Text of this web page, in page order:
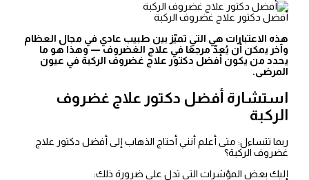
أفضل دكتور علاج غضروف الركبة
هذه الاعتبارات هي التي تميّز بين طبيب عادي في مجال العظام
وآخر يمكن أن يُعدّ مرجعًا في علاج الغضروف — وهذا هو ما
يحدد من يكون أفضل دكتور علاج غضروف الركبة في عيون
المرضى.
استشارة أفضل دكتور علاج غضروف
الركبة
ربما تتساءل: متى أعلم أنني أحتاج الذهاب إلى أفضل دكتور علاج
غضروف الركبة؟
إليك بعض المؤشرات التي تدل على ضرورة ذلك: